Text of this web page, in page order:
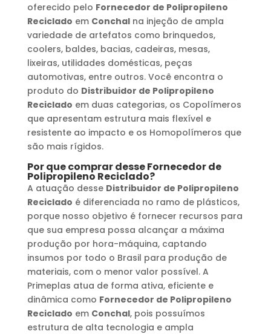
oferecido pelo Fornecedor de Polipropileno
Reciclado em Conchalna injeção de ampla
variedade de artefatos como brinquedos,
coolers, baldes, bacias, cadeiras, mesas,
lixeiras, utilidades domésticas, peças
automotivas, entre outros. Você encontra o
produto do Distribuidor de Polipropileno
Reciclado em duas categorias, os Copolímeros
que apresentam estrutura mais flexível e
resistente ao impacto e os Homopolímeros que
são mais rígidos.
Por que comprar desseFornecedor de
Polipropileno Reciclado?
A atuação desse Distribuidor de Polipropileno
Reciclado é diferenciada no ramo de plásticos,
porque nosso objetivo é fornecer recursos para
que sua empresa possa alcançar a máxima
produção por hora-máquina, captando
insumos por todo o Brasil para produção de
materiais, com o menor valor possível. A
Primeplas atua de forma ativa, eficiente e
dinâmica como Fornecedor de Polipropileno
Reciclado em Conchal, pois possuímos
estrutura de alta tecnologia e ampla